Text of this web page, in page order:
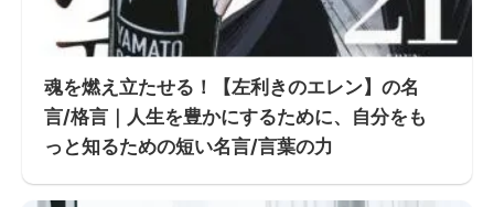
魂を燃え立たせる！【左利きのエレン】の名
言/格言｜人生を豊かにするために、自分をも
っと知るための短い名言/言葉の力